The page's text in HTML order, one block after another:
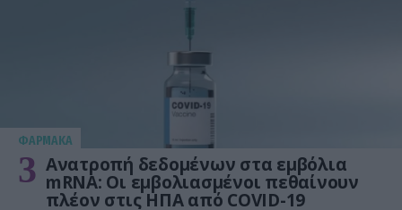
ΦΑΡΜΑΚΑ
3 Ανατροπή δεδομένων στα εμβόλια
mRNA: Οι εμβολιασμένοι πεθαίνουν
πλέον στις ΗΠΑ από COVID-19